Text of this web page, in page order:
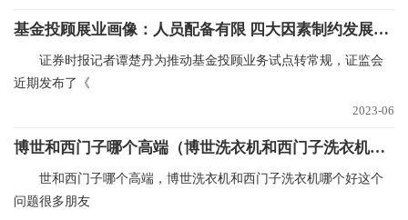
基金投顾展业画像：人员配备有限 四大因素制约发展_今日热闻
证券时报记者谭楚丹为推动基金投顾业务试点转常规，证监会
近期发布了《
2023-06
博世和西门子哪个高端（博世洗衣机和西门子洗衣机哪个好）_全球今日讯
世和西门子哪个高端，博世洗衣机和西门子洗衣机哪个好这个
问题很多朋友